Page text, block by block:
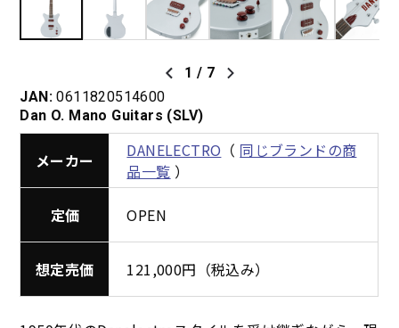
1 / 7
JAN: 0611820514600
Dan O. Mano Guitars (SLV)
メーカー DANELECTRO （ 同じブランドの商
品一覧 ）
定価 OPEN
想定売価 121,000円（税込み）